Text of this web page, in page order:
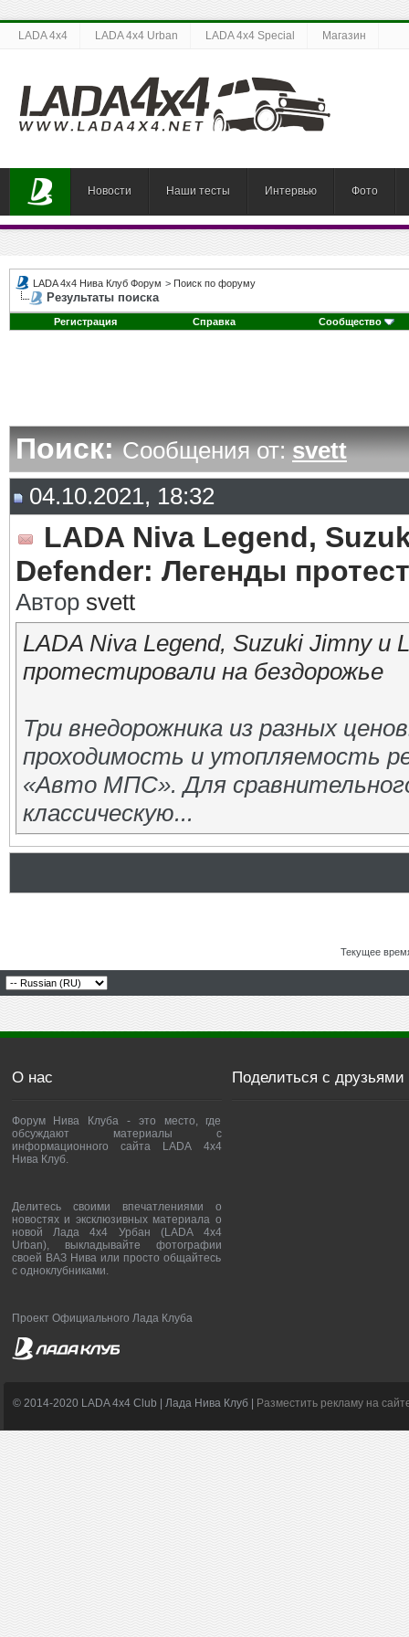
LADA 4x4 LADA 4x4 Urban LADA 4x4 Special Магазин
Новости Наши тесты Интервью Фото
LADA 4x4 Нива Клуб Форум > Поиск по форуму
Результаты поиска
Регистрация Справка Сообщество
Поиск: Сообщения от:svett
04.10.2021, 18:32
LADA Niva Legend,
Defender: Легенды
Автор svett
LADA Niva Legend, Suzuki Jimny и
протестировали на бездорожье
Три внедорожника из разных
проходимость и утопляемость
«Авто МПС». Для
классическую...
Текущее
О нас
Форум Нива Клуба - это место, где
обсуждают материалы с
информационного сайта LADA 4x4
Нива Клуб.
Делитесь своими впечатлениями о
новостях и эксклюзивных материала о
новой Лада 4х4 Урбан (LADA 4x4
Urban), выкладывайте фотографии
своей ВАЗ Нива или просто общайтесь
с одноклубниками.
Проект Официального Лада Клуба
Поделиться с друзьями
© 2014-2020 LADA 4x4 Club | Лада Нива Клуб | Разместить рекламу на